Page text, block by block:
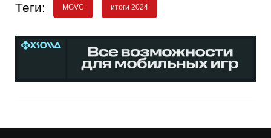
Теги: MGVC итоги 2024